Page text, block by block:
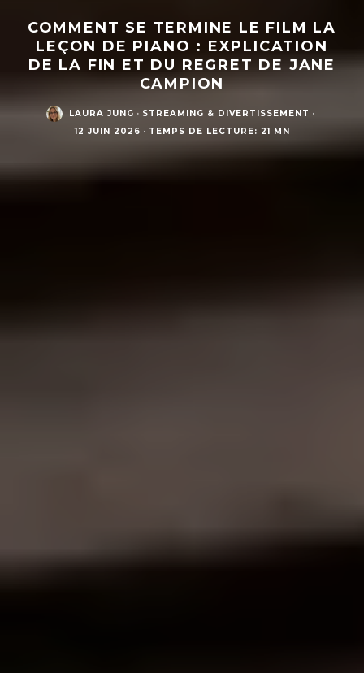
COMMENT SE TERMINE LE FILM LA
LEÇON DE PIANO : EXPLICATION
DE LA FIN ET DU REGRET DE JANE
CAMPION
LAURA JUNG · STREAMING & DIVERTISSEMENT ·
12 JUIN 2026 · TEMPS DE LECTURE: 21 MN